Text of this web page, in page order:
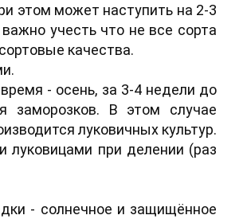
этом может наступить на 2-3
учесть что не все сорта
качества.
- осень, за 3-4 недели до
заморозков. В этом случае
луковичных культур.
луковицами при делении (раз
- солнечное и защищённое